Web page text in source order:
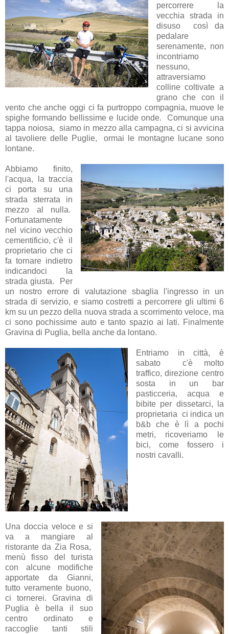
percorrere la
vecchia strada in
disuso così da
pedalare
serenamente, non
incontriamo
nessuno,
attraversiamo
colline coltivate a
grano che con il
vento che anche oggi ci fa purtroppo compagnia, muove le
spighe formando bellissime e lucide onde. Comunque una
tappa noiosa, siamo in mezzo alla campagna, ci si avvicina
al tavoliere delle Puglie, ormai le montagne lucane sono
lontane.
Abbiamo finito,
l'acqua, la traccia
ci porta su una
strada sterrata in
mezzo al nulla.
Fortunatamente
nel vicino vecchio
cementificio, c'è il
proprietario che ci
fa tornare indietro
indicandoci la
strada giusta. Per
un nostro errore di valutazione sbaglia l'ingresso in un
strada di servizio, e siamo costretti a percorrere gli ultimi 6
km su un pezzo della nuova strada a scorrimento veloce, ma
ci sono pochissime auto e tanto spazio ai lati. Finalmente
Gravina di Puglia, bella anche da lontano.
Entriamo in città, è
sabato c'è molto
traffico, direzione centro
sosta in un bar
pasticceria, acqua e
bibite per dissetarci, la
proprietaria ci indica un
b&b che è lì a pochi
metri, ricoveriamo le
bici, come fossero i
nostri cavalli.
Una doccia veloce e si
va a mangiare al
ristorante da Zia Rosa,
menù fisso del turista
con alcune modifiche
apportate da Gianni,
tutto veramente buono,
ci tornerei. Gravina di
Puglia è bella il suo
centro ordinato e
raccoglie tanti stili